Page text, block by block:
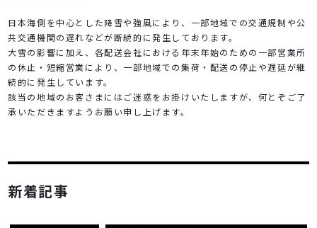
日本海側を中心とした降雪や強風により、一部地域での交通規制や公
共交通機関の遅れなどが断続的に発生しております。
大雪の影響に加え、各配送会社における年末年始のための一部営業所
の休止・短縮営業により、一部地域での集荷・配送の停止や遅延が継
続的に発生しています。
該当の地域のお客さまにはご迷惑をお掛けいたしますが、何とぞご了
承いただきますようお願い申し上げます。
新着記事